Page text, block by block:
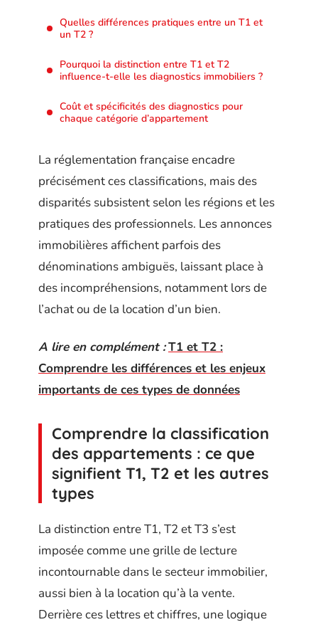
Quelles différences pratiques entre un T1 et
un T2 ?
Pourquoi la distinction entre T1 et T2
influence-t-elle les diagnostics immobiliers ?
Coût et spécificités des diagnostics pour
chaque catégorie d’appartement
La réglementation française encadre
précisément ces classifications, mais des
disparités subsistent selon les régions et les
pratiques des professionnels. Les annonces
immobilières affichent parfois des
dénominations ambiguës, laissant place à
des incompréhensions, notamment lors de
l’achat ou de la location d’un bien.
A lire en complément :T1 et T2 :
Comprendre les différences et les enjeux
importants de ces types de données
Comprendre la classification
des appartements : ce que
signifient T1, T2 et les autres
types
La distinction entre T1, T2 et T3 s’est
imposée comme une grille de lecture
incontournable dans le secteur immobilier,
aussi bien à la location qu’à la vente.
Derrière ces lettres et chiffres, une logique